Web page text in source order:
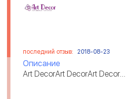
последний отзыв: 2018-08-23
Описание
Art DecorArt DecorArt Decor...